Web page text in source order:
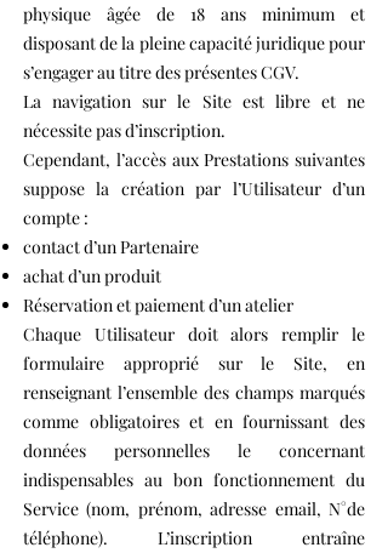
physique âgée de 18 ans minimum et
disposant de la pleine capacité juridique pour
s’engager au titre des présentes CGV.
La navigation sur le Site est libre et ne
nécessite pas d’inscription.
Cependant, l’accès aux Prestations suivantes
suppose la création par l’Utilisateur d’un
compte :
contact d’un Partenaire
achat d’un produit
Réservation et paiement d’un atelier
Chaque Utilisateur doit alors remplir le
formulaire approprié sur le Site, en
renseignant l’ensemble des champs marqués
comme obligatoires et en fournissant des
données personnelles le concernant
indispensables au bon fonctionnement du
Service (nom, prénom, adresse email, N°de
téléphone). L’inscription entraîne